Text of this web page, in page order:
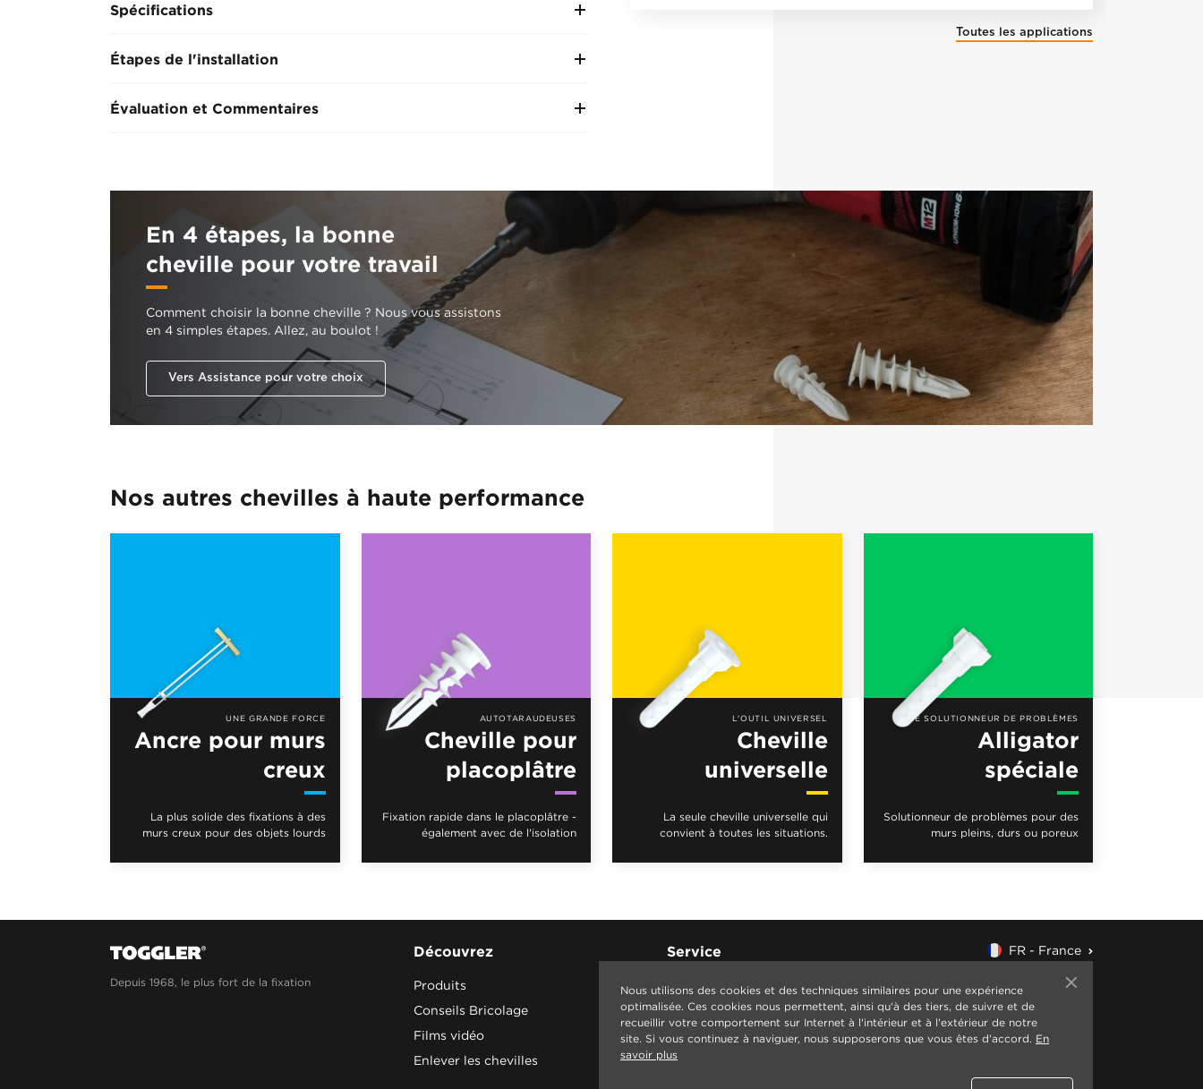
Spécifications
Étapes de l'installation
Évaluation et Commentaires
Toutes les applications
En 4 étapes, la bonne
cheville pour votre travail
Comment choisir la bonne cheville ? Nous vous assistons
en 4 simples étapes. Allez, au boulot !
Vers Assistance pour votre choix
Nos autres chevilles à haute performance
UNE GRANDE FORCE
Ancre pour murs
creux
La plus solide des fixations à des
murs creux pour des objets lourds
AUTOTARAUDEUSES
Cheville pour
placoplâtre
Fixation rapide dans le placoplâtre -
également avec de l'isolation
L'OUTIL UNIVERSEL
Cheville
universelle
La seule cheville universelle qui
convient à toutes les situations.
LE SOLUTIONNEUR DE PROBLÈMES
Alligator
spéciale
Solutionneur de problèmes pour des
murs pleins, durs ou poreux
Depuis 1968, le plus fort de la fixation
Découvrez
Produits
Conseils Bricolage
Films vidéo
Enlever les chevilles
Service
Contact
FR - France
Nous utilisons des cookies et des techniques similaires pour une expérience
optimalisée. Ces cookies nous permettent, ainsi qu'à des tiers, de suivre et de
recueillir votre comportement sur Internet à l'intérieur et à l'extérieur de notre
site. Si vous continuez à naviguer, nous supposerons que vous êtes d'accord. En
savoir plus